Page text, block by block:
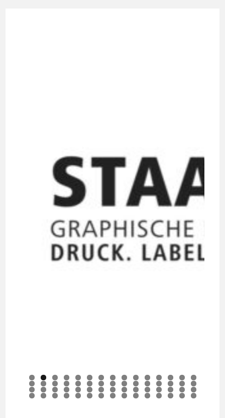
0 1 2 3 4 5
6 7 8 9 0 1 2 3 4 5 6 7 8 9 0
1 2 3 4 5 6 7 8 9 0 1 2 3 4 5
6 7 8 9 0 1 2 3 4 5 6 7 8 9 0